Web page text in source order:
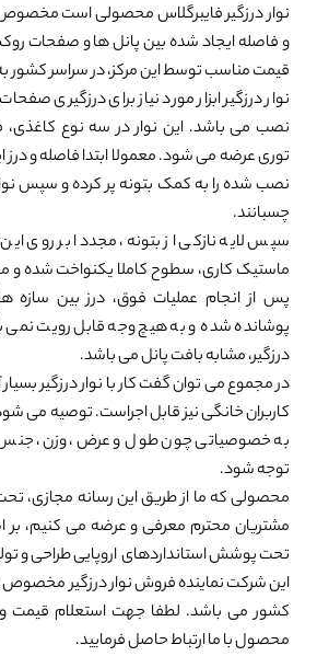
نوار درزگیر فایبرگلاس محصولی است
و فاصله ایجاد شده بین پانل ها و صفحات
قیمت مناسب توسط این مرکز، در سراسر
نوار درزگیر ابزار مورد نیاز برای درزگیری
نصب می باشد. این نوار در سه نوع کاغذی،
توری عرضه می شود. معمولا ابتدا فاصله و درز
نصب شده را به کمک بتونه پر کرده و سپس
چسبانند.
سپس لایه نازکی از بتونه، مجددا بر روی
ماستیک کاری، سطوح کاملا یکنواخت شده و
پس از انجام عملیات فوق، درز بین سازه
پوشانده شده و به هیچ وجه قابل رویت نمی
درزگیر، مشابه بافت پانل می باشد.
در مجموع می توان گفت کار با نوار درزگیر
کاربران خانگی نیز قابل اجراست. توصیه می
به خصوصیاتی چون طول و عرض، وزن، جنس
توجه شود.
محصولی که ما از طریق این رسانه مجازی،
مشتریان محترم معرفی و عرضه می کنیم، بر
تحت پوشش استانداردهای اروپایی طراحی و
این شرکت نماینده فروش نوار درزگیر
کشور می باشد. لطفا جهت استعلام
محصول با ما ارتباط حاصل فرمایید.